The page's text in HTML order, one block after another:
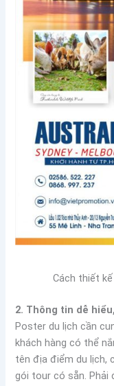
Cách thiết
2. Thông tin dễ
Poster du lịch cần
khách hàng có thể
tên địa điểm du lịch,
gói tour có sẵn.